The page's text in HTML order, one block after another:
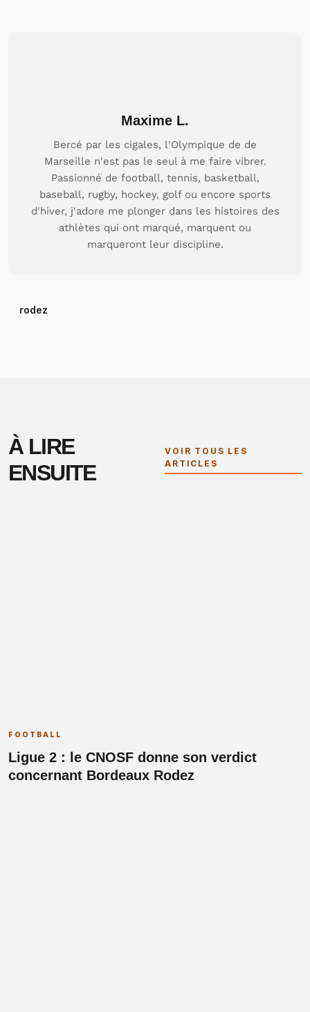
Maxime L.
Bercé par les cigales, l'Olympique de de
Marseille n'est pas le seul à me faire vibrer.
Passionné de football, tennis, basketball,
baseball, rugby, hockey, golf ou encore sports
d'hiver, j'adore me plonger dans les histoires des
athlètes qui ont marqué, marquent ou
marqueront leur discipline.
rodez
À LIRE
ENSUITE
VOIR TOUS LES
ARTICLES
FOOTBALL
Ligue 2 : le CNOSF donne son verdict
concernant Bordeaux Rodez